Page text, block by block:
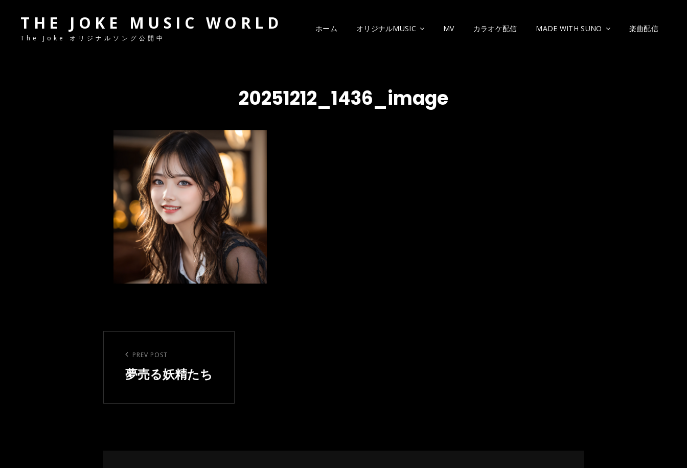
THE JOKE MUSIC WORLD
The Joke オリジナルソング公開中
ホーム オリジナルMUSIC MV カラオケ配信 MADE WITH SUNO 楽曲配信
20251212_1436_image
ゲ
Previous
Post
PREV POST
夢売る妖精たち